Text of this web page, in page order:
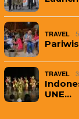
TRAVEL
TRAVEL
UNE…